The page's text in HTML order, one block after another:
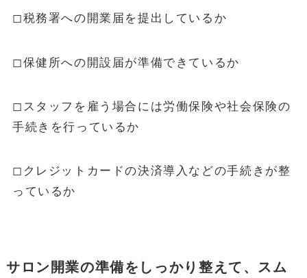
◻︎税務署への開業届を提出しているか
◻︎保健所への開設届が準備できているか
◻︎スタッフを雇う場合には労働保険や社会保険の
手続きを行っているか
◻︎クレジットカードの決済導入などの手続きが整
っているか
サロン開業の準備をしっかり整えて、スム